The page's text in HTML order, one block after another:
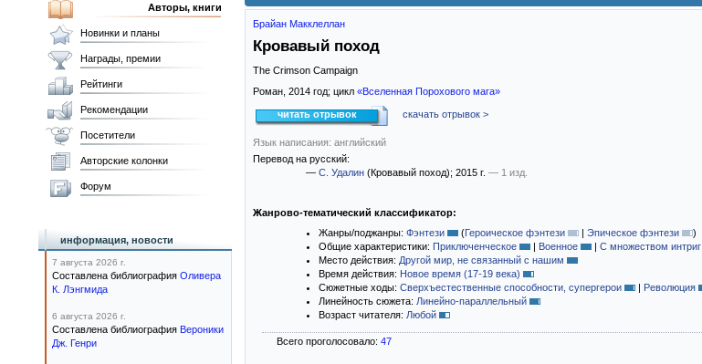
Брайан Макклеллан
Кровавый поход
The Crimson Campaign
Роман, 2014 год; цикл «Вселенная Порохового мага»
читать отрывок скачать отрывок >
Язык написания: английский
Перевод на русский:
— С. Удалин (Кровавый поход); 2015 г. — 1 изд.
Жанрово-тематический классификатор:
Жанры/поджанры: Фэнтези (Героическое фэнтези | Эпическое фэнтези
)
Общие характеристики: Приключенческое | Военное | С множеством интриг
Место действия: Другой мир, не связанный с нашим
Время действия: Новое время (17-19 века)
Сюжетные ходы: Сверхъестественные способности, супергерои | Революция
Линейность сюжета: Линейно-параллельный
Возраст читателя: Любой
Всего проголосовало: 47
Авторы, книги
Новинки и планы
Награды, премии
Рейтинги
Рекомендации
Посетители
Авторские колонки
Форум
информация, новости
7 августа 2026 г.
Составлена библиография Оливера
К. Лэнгмида
6 августа 2026 г.
Составлена библиография Вероники
Дж. Генри